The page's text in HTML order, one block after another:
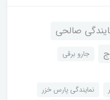
صالحی
جارو برقی
نمایندگی پارس خزر